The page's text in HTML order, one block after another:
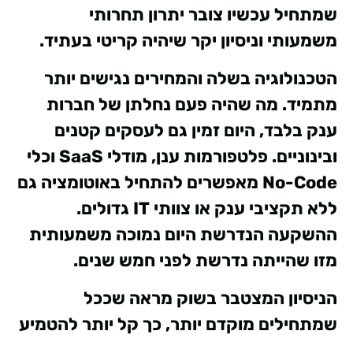
שמתחיל עכשיו צובר יתרון תחרותי
משמעותי וניסיון יקר שיהיה קריטי בעתיד.
הטכנולוגיה בשלה והמחירים נגישים יותר
מתמיד. מה שהיה פעם נחלתן של חברות
ענק בלבד, היום זמין גם לעסקים קטנים
ובינוניים. פלטפורמות ענן, מודלי SaaS וכלי
No-Code מאפשרים להתחיל באוטומציה גם
ללא תקציבי ענק או צוותי IT גדולים.
ההשקעה הנדרשת היום נמוכה משמעותית
מזו שהייתה נדרשת לפני חמש שנים.
הניסיון המצטבר בשוק מראה שככל
שמתחילים מוקדם יותר, כך קל יותר להטמיע